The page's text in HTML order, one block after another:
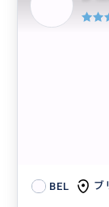
BEL ブ